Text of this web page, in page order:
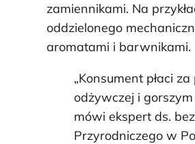
zamiennikami. Na
oddzielonego
aromatami i barwnikami.
„Konsument płaci
odżywczej i
mówi ekspert ds.
Przyrodniczego w